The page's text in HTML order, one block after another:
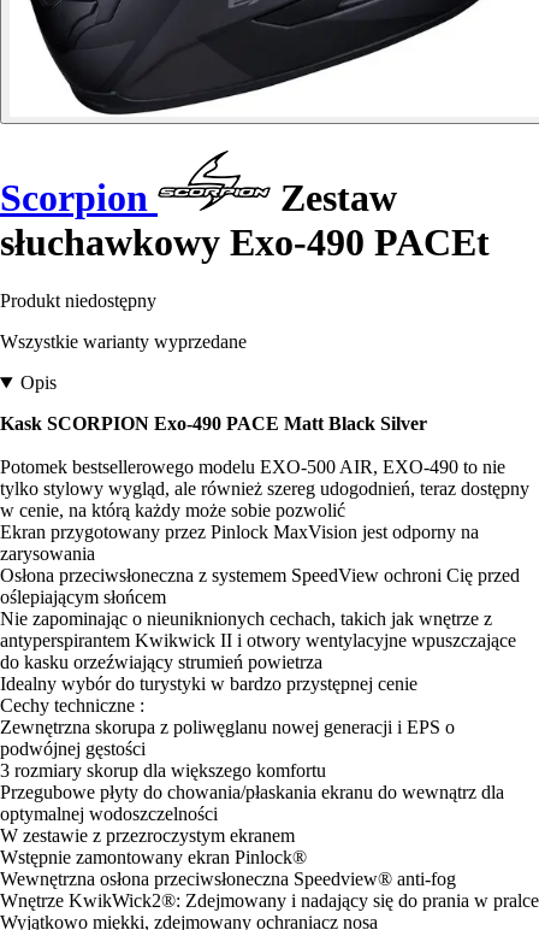
Scorpion
Zestaw
słuchawkowy Exo-490 PACEt
Produkt niedostępny
Wszystkie warianty wyprzedane
Opis
Kask SCORPION Exo-490 PACE Matt Black Silver
Potomek bestsellerowego modelu EXO-500 AIR, EXO-490 to nie
tylko stylowy wygląd, ale również szereg udogodnień, teraz dostępny
w cenie, na którą każdy może sobie pozwolić
Ekran przygotowany przez Pinlock MaxVision jest odporny na
zarysowania
Osłona przeciwsłoneczna z systemem SpeedView ochroni Cię przed
oślepiającym słońcem
Nie zapominając o nieuniknionych cechach, takich jak wnętrze z
antyperspirantem Kwikwick II i otwory wentylacyjne wpuszczające
do kasku orzeźwiający strumień powietrza
Idealny wybór do turystyki w bardzo przystępnej cenie
Cechy techniczne :
Zewnętrzna skorupa z poliwęglanu nowej generacji i EPS o
podwójnej gęstości
3 rozmiary skorup dla większego komfortu
Przegubowe płyty do chowania/płaskania ekranu do wewnątrz dla
optymalnej wodoszczelności
W zestawie z przezroczystym ekranem
Wstępnie zamontowany ekran Pinlock®
Wewnętrzna osłona przeciwsłoneczna Speedview® anti-fog
Wnętrze KwikWick2®: Zdejmowany i nadający się do prania w pralce
Wyjątkowo miękki, zdejmowany ochraniacz nosa